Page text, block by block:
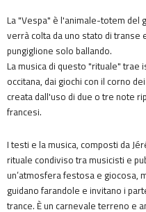
La "Vespa" è l'animale-totem del
verrà colta da uno stato di transe
pungiglione solo ballando.
La musica di questo "rituale" trae
occitana, dai giochi con il corno
creata dall'uso di due o tre note
francesi.
I testi e la musica, composti da
rituale condiviso tra musicisti e
un’atmosfera festosa e giocosa,
guidano farandole e invitano i
trance. È un carnevale terreno e